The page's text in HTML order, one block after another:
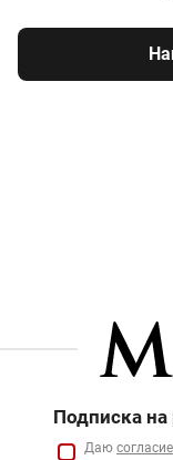
Подписка
Даю согласие